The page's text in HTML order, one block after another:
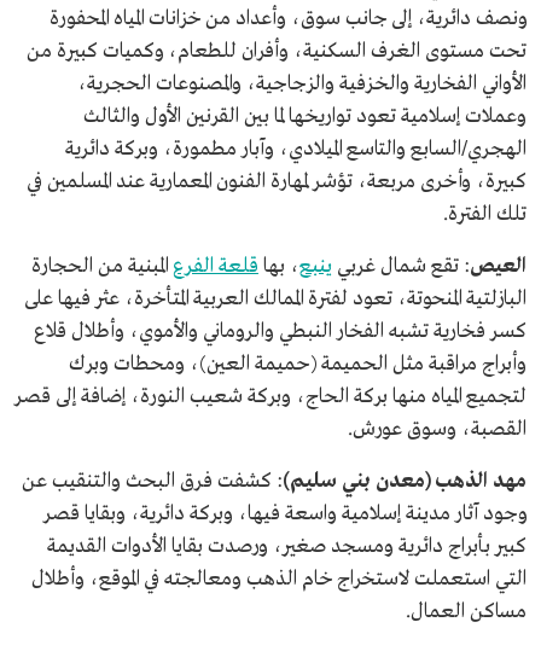
ونصف دائرية، إلى جانب سوق، وأعداد من خزانات المياه المحفورة
تحت مستوى الغرف السكنية، وأفران للطعام، وكميات كبيرة من
الأواني الفخارية والخزفية والزجاجية، والمصنوعات الحجرية،
وعملات إسلامية تعود تواريخها لما بين القرنين الأول والثالث
الهجري/السابع والتاسع الميلادي، وآبار مطمورة، وبركة دائرية
كبيرة، وأخرى مربعة، تؤشر لمهارة الفنون المعمارية عند المسلمين في
تلك الفترة.
العيص: تقع شمال غربي ينبع، بها قلعة الفرع المبنية من الحجارة
البازلتية المنحوتة، تعود لفترة الممالك العربية المتأخرة، عثر فيها على
كسر فخارية تشبه الفخار النبطي والروماني والأموي، وأطلال قلاع
وأبراج مراقبة مثل الحميمة (حميمة العين)، ومحطات وبرك
لتجميع المياه منها بركة الحاج، وبركة شعيب النورة، إضافة إلى قصر
القصبة، وسوق عورش.
مهد الذهب (معدن بني سليم): كشفت فرق البحث والتنقيب عن
وجود آثار مدينة إسلامية واسعة فيها، وبركة دائرية، وبقايا قصر
كبير بأبراج دائرية ومسجد صغير، ورصدت بقايا الأدوات القديمة
التي استعملت لاستخراج خام الذهب ومعالجته في الموقع، وأطلال
مساكن العمال.